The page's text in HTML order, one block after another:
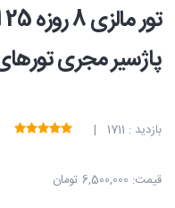
پاژسیر مجری
بازدید : 1711 |
قیمت: 6,500,000 تومان